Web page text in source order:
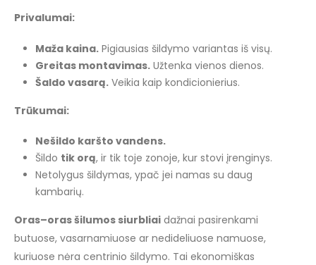
Privalumai:
Maža kaina.Pigiausias šildymo variantas iš visų.
Greitas montavimas.Užtenka vienos dienos.
Šaldo vasarą.Veikia kaip kondicionierius.
Trūkumai:
Nešildo karšto vandens.
Šildo tik orą, ir tik toje zonoje, kur stovi įrenginys.
Netolygus šildymas, ypač jei namas su daug
kambarių.
Oras–oras šilumos siurbliai dažnai pasirenkami
butuose, vasarnamiuose ar nedideliuose namuose,
kuriuose nėra centrinio šildymo. Tai ekonomiškas